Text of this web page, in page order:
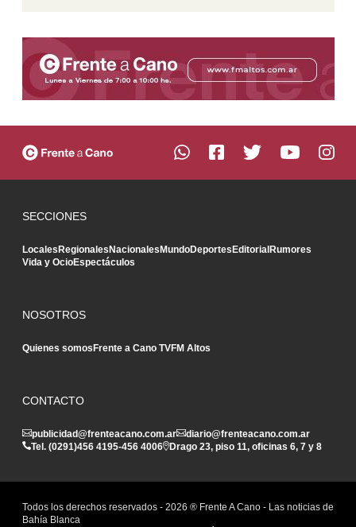
SECCIONES
LocalesRegionalesNacionalesMundoDeportesEditorialRumores
Vida y OcioEspectáculos
NOSOTROS
Quienes somosFrente a Cano TVFM Altos
CONTACTO
publicidad@frenteacano.com.ar
diario@frenteacano.com.ar
Tel. (0291)456 4195-456 4006 Drago 23, piso 11, oficinas 6, 7 y 8
Todos los derechos reservados - 2026 ® Frente A Cano - Las noticias de
Bahía Blanca